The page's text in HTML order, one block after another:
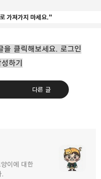
가져가지 마세요."
을 클릭해보세요. 로그인
하기
다른 글
이에 대한
.